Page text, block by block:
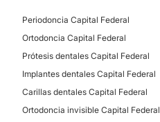
Periodoncia Capital Federal
Ortodoncia Capital Federal
Prótesis dentales Capital Federal
Implantes dentales Capital Federal
Carillas dentales Capital Federal
Ortodoncia invisible Capital Federal